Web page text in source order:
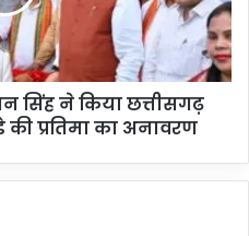
सिंह ने किया छत्तीसगढ़
प्रतिमा का अनावरण